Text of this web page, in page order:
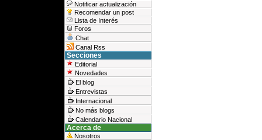
Notificar actualización
Recomendar un post
Lista de Interés
Foros
Chat
Canal Rss
Secciones
Editorial
Novedades
El blog
Entrevistas
Internacional
No más blogs
Calendario Nacional
Acerca de
Nosotros